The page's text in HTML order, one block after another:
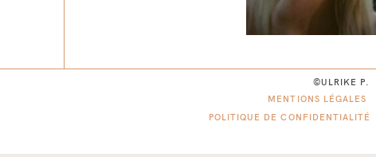
©ULRIKE P.
MENTIONS LÉGALES
POLITIQUE DE CONFIDENTIALITÉ